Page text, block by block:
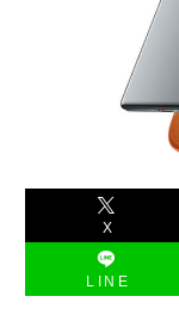
X
LINE